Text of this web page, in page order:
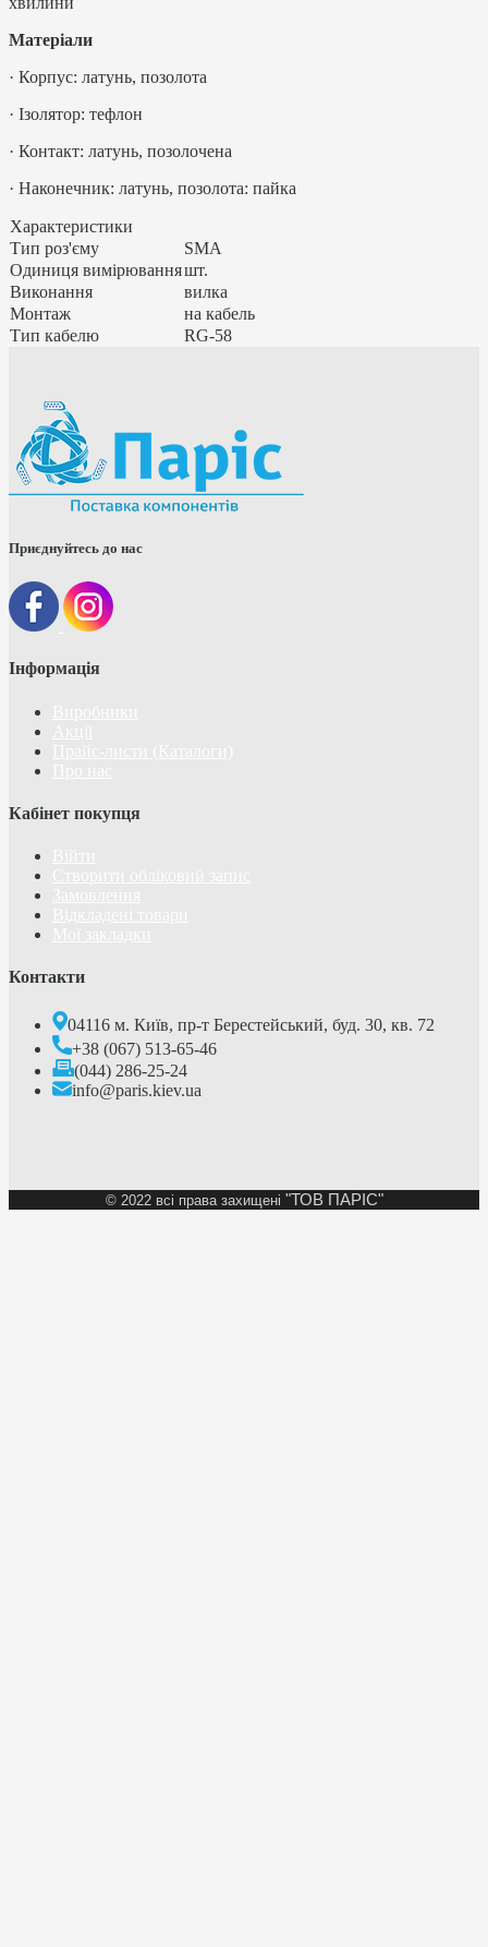
Матеріали
· Корпус: латунь, позолота
· Ізолятор: тефлон
· Контакт: латунь, позолочена
· Наконечник: латунь, позолота: пайка
Характеристики
Тип роз'єму
SMA
Одиниця вимірюванняшт.
Виконання
вилка
Монтаж
на кабель
Тип кабелю
RG-58
Приєднуйтесь до нас
Інформація
Кабінет покупця
Контакти
04116 м. Київ, пр-т Берестейський, буд. 30, кв. 72
+38 (067) 513-65-46
(044) 286-25-24
info@paris.kiev.ua
© 2022 всі права захищені "ТОВ ПАРІС"